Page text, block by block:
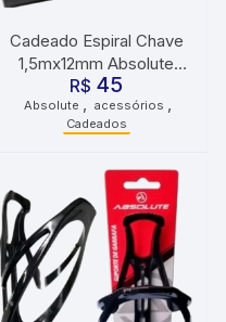
Cadeado Espiral Chave
1,5mx12mm Absolute
Azul
R$ 45
Absolute acessórios
Cadeados